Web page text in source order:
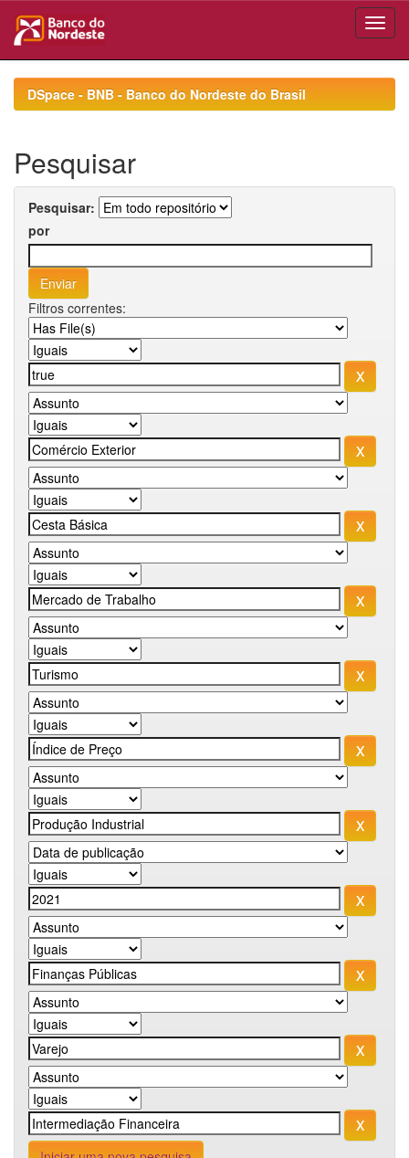
navigationDSpace - BNB - Banco do Nordeste do Brasil
Pesquisar
Pesquisar:
por
Filtros correntes: